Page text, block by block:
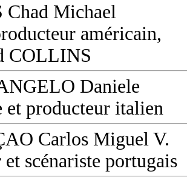
Michael
américain,
COLLINS
Daniele
et producteur italien
Carlos Miguel V.
scénariste portugais